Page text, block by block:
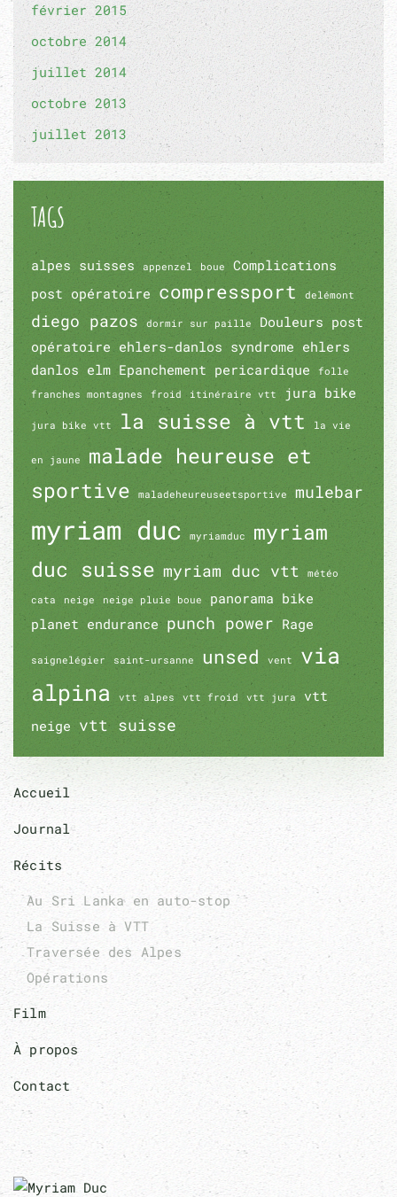
février 2015
octobre 2014
juillet 2014
octobre 2013
juillet 2013
TAGS
alpes suisses appenzel boue
Complications
post opératoire compressport delémont
diego pazos dormir sur paille
Douleurs post
opératoire ehlers-danlos syndrome ehlers
danlos elm Epanchement pericardique
folle
franches montagnes
froid itinéraire vtt jura bike
jura bike vtt la suisse à vtt la vie
en jaune
malade heureuse et
sportive
maladeheureuseetsportive mulebar
myriam duc myriamduc
myriam
duc suisse myriam duc vtt météo
cata neige neige pluie boue
panorama bike
planet endurance punch power Rage
saignelégier saint-ursanne unsed vent
via
alpina
vtt alpes vtt froid vtt jura
vtt
neige vtt suisse
Accueil
Journal
Récits
Au Sri Lanka en auto-stop
La Suisse à VTT
Traversée des Alpes
Opérations
Film
À propos
Contact